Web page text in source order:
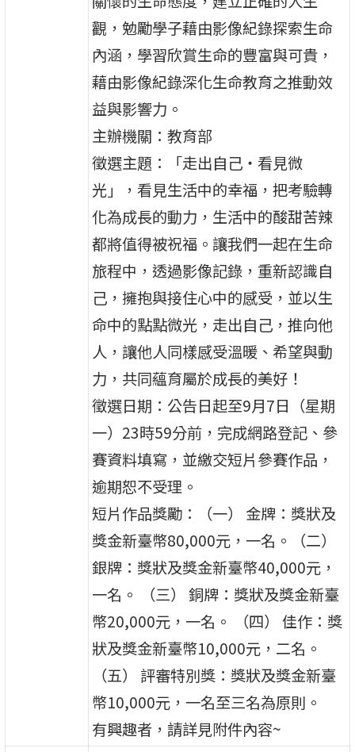
觀，勉勵學子藉由影像紀錄探索生命
內涵，學習欣賞生命的豐富與可貴，
藉由影像紀錄深化生命教育之推動效
益與影響力。
主辦機關：教育部
徵選主題：「走出自己‧看見微
光」，看見生活中的幸福，把考驗轉
化為成長的動力，生活中的酸甜苦辣
都將值得被祝福。讓我們一起在生命
旅程中，透過影像記錄，重新認識自
己，擁抱與接住心中的感受，並以生
命中的點點微光，走出自己，推向他
人，讓他人同樣感受溫暖、希望與動
力，共同蘊育屬於成長的美好！
徵選日期：公告日起至9月7日（星期
一）23時59分前，完成網路登記、參
賽資料填寫，並繳交短片參賽作品，
逾期恕不受理。
短片作品獎勵：（一） 金牌：獎狀及
獎金新臺幣80,000元，一名。（二）
銀牌：獎狀及獎金新臺幣40,000元，
一名。 （三） 銅牌：獎狀及獎金新臺
幣20,000元，一名。 （四） 佳作：獎
狀及獎金新臺幣10,000元，二名。
（五） 評審特別獎：獎狀及獎金新臺
幣10,000元，一名至三名為原則。
有興趣者，請詳見附件內容~